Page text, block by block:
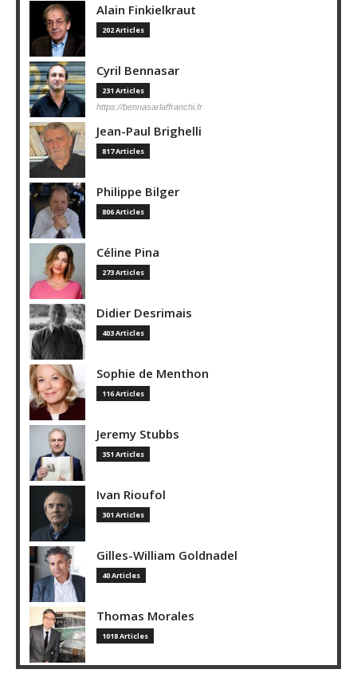
Alain Finkielkraut
202 Articles
Cyril Bennasar
231 Articles
https://bennasarlaffranchi.fr
Jean-Paul Brighelli
817 Articles
Philippe Bilger
806 Articles
Céline Pina
273 Articles
Didier Desrimais
403 Articles
Sophie de Menthon
116 Articles
Jeremy Stubbs
351 Articles
Ivan Rioufol
301 Articles
Gilles-William Goldnadel
40 Articles
Thomas Morales
1018 Articles